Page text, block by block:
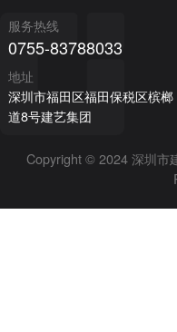
服务热线
0755-83788033
地址
深圳市福田区福田保税区槟榔
道8号建艺集团
Copyright © 2024 深圳市